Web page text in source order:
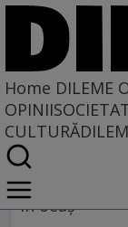
Home DILEME
OPINII
CULTURĂ
Home
Dileme on-line
În oeaș